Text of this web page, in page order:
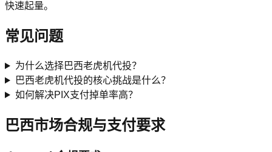
快速起量。
常见问题
为什么选择巴西老虎机代投？
巴西老虎机代投的核心挑战是什么？
如何解决PIX支付掉单率高？
巴西市场合规与支付要求